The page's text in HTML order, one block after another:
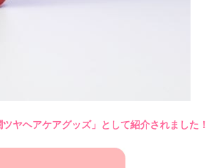
ヤヘアケアグッズ」として紹介されました！